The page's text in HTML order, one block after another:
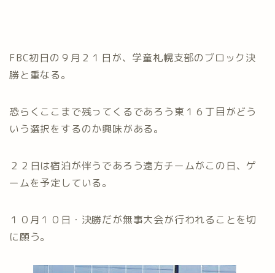
FBC初日の９月２１日が、学童札幌支部のブロック決
勝と重なる。
恐らくここまで残ってくるであろう東１６丁目がどう
いう選択をするのか興味がある。
２２日は宿泊が伴うであろう遠方チームがこの日、ゲ
ームを予定している。
１０月１０日・決勝だが無事大会が行われることを切
に願う。